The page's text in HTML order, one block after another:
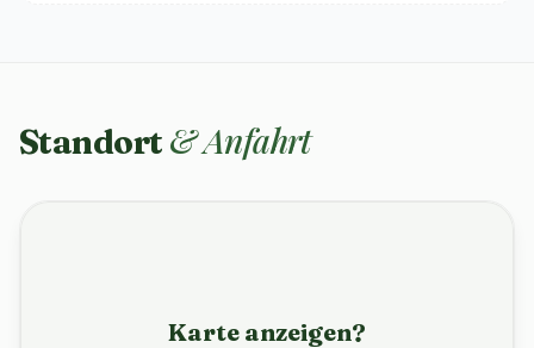
Standort & Anfahrt
Karte anzeigen?